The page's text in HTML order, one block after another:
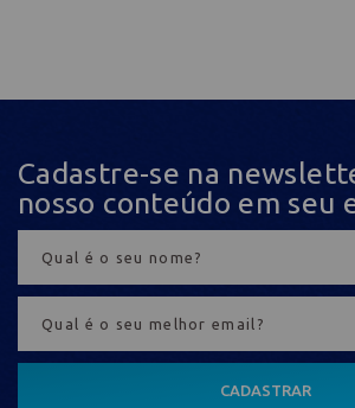
Cadastre-se na
nosso conteúdo em seu
CADASTRAR